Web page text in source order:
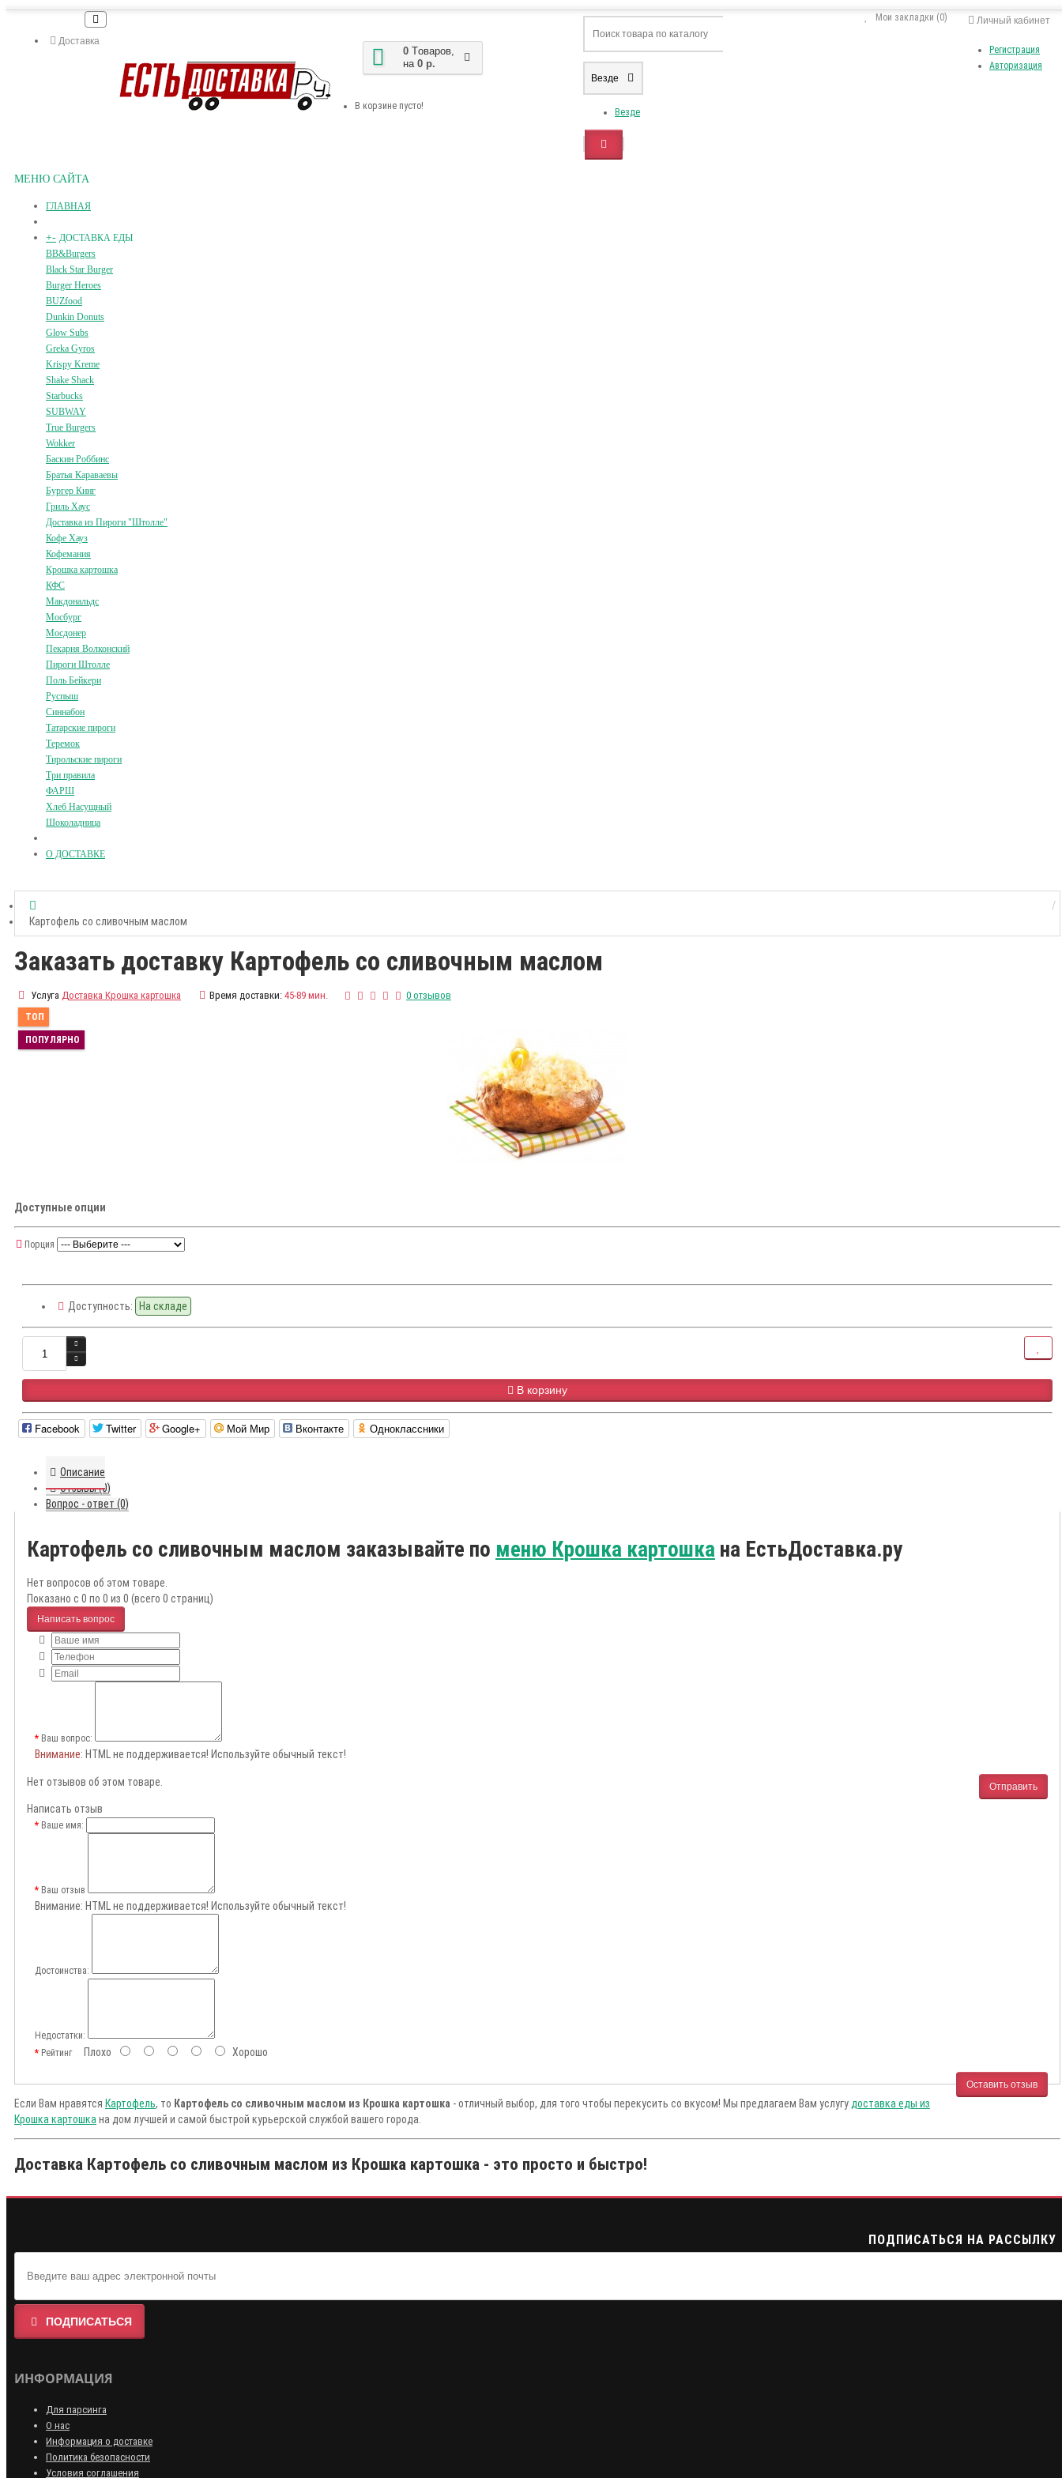
Доставка
Личный кабинет
Регистрация
Авторизация
Мои закладки (0)
0 Tоваров,
на 0 р.
В корзине пусто!
Везде
Везде
МЕНЮ САЙТА
ГЛАВНАЯ
+- ДОСТАВКА ЕДЫ
BB&Burgers
Black Star Burger
Burger Heroes
BUZfood
Dunkin Donuts
Glow Subs
Greka Gyros
Krispy Kreme
Shake Shack
Starbucks
SUBWAY
True Burgers
Wokker
Баскин Роббинс
Братья Караваевы
Бургер Кинг
Гриль Хаус
Доставка из Пироги "Штолле"
Кофе Хауз
Кофемания
Крошка картошка
КФС
Макдональдс
Мосбург
Мосдонер
Пекарня Волконский
Пироги Штолле
Поль Бейкери
Руспыш
Синнабон
Татарские пироги
Теремок
Тирольские пироги
Три правила
ФАРШ
Хлеб Насущный
Шоколадница
О ДОСТАВКЕ
Картофель со сливочным маслом
Заказать доставку Картофель со сливочным маслом
Услуга Доставка Крошка картошка Время доставки: 45-89 мин. 0 отзывов
ТОП
ПОПУЛЯРНО
Доступные опции
Порция
Доступность: На складе
В корзину
Facebook Twitter Google+ Мой Мир Вконтакте Одноклассники
Описание
Отзывы (0)
Вопрос - ответ (0)
Картофель со сливочным маслом заказывайте по меню Крошка картошка на ЕстьДоставка.ру
Нет вопросов об этом товаре.
Показано с 0 по 0 из 0 (всего 0 страниц)
Написать вопрос
Ваш вопрос:
Внимание: HTML не поддерживается! Используйте обычный текст!
Отправить
Нет отзывов об этом товаре.
Написать отзыв
Ваше имя:
Ваш отзыв
Внимание: HTML не поддерживается! Используйте обычный текст!
Достоинства:
Недостатки:
РейтингПлохо Хорошо
Оставить отзыв
Если Вам нравятся Картофель, то Картофель со сливочным маслом из Крошка картошка - отличный выбор, для того чтобы перекусить со вкусом! Мы предлагаем Вам услугу доставка еды из
Крошка картошка на дом лучшей и самой быстрой курьерской службой вашего города.
Доставка Картофель со сливочным маслом из Крошка картошка - это просто и быстро!
ПОДПИСАТЬСЯ НА РАССЫЛКУ
ПОДПИСАТЬСЯ
ИНФОРМАЦИЯ
Для парсинга
О нас
Информация о доставке
Политика безопасности
Условия соглашения